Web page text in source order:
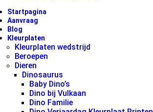
Startpagina
Aanvraag
Blog
Kleurplaten
Kleurplaten wedstrijd
Beroepen
Dieren
Dinosaurus
Baby Dino’s
Dino bij Vulkaan
Dino Familie